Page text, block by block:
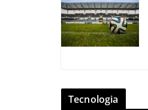
Tecnologia